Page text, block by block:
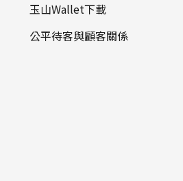
玉山Wallet下載
公平待客與顧客關係